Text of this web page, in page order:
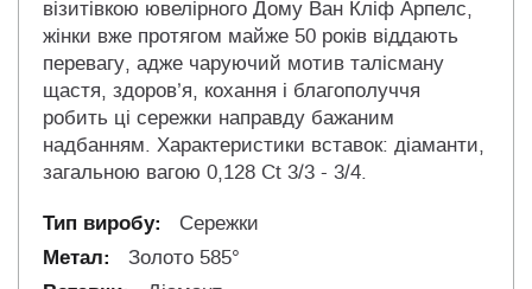
візитівкою ювелірного Дому Ван Кліф Арпелс,
жінки вже протягом майже 50 років віддають
перевагу, адже чаруючий мотив талісману
щастя, здоров’я, кохання і благополуччя
робить ці сережки направду бажаним
надбанням. Характеристики вставок: діаманти,
загальною вагою 0,128 Ct 3/3 - 3/4.
Сережки
Золото 585°